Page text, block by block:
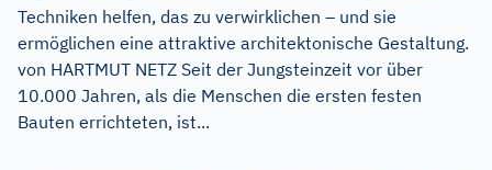
Techniken helfen, das zu verwirklichen – und sie
ermöglichen eine attraktive architektonische Gestaltung.
von HARTMUT NETZ Seit der Jungsteinzeit vor über
10.000 Jahren, als die Menschen die ersten festen
Bauten errichteten, ist...